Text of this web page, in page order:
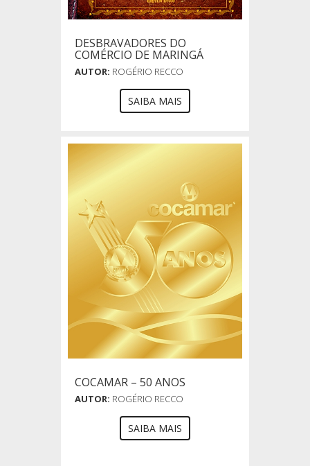
DESBRAVADORES DO
COMÉRCIO DE MARINGÁ
AUTOR: ROGÉRIO RECCO
SAIBA MAIS
COCAMAR – 50 ANOS
AUTOR: ROGÉRIO RECCO
SAIBA MAIS